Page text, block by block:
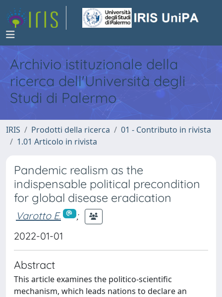
Archivio istituzionale della
ricerca dell'Università degli
Studi di Palermo
IRIS Prodotti della ricerca
01 - Contributo in rivista
1.01 Articolo in rivista
Pandemic realism as the
indispensable political precondition
for global disease eradication
Varotto E.
;
2022-01-01
Abstract
This article examines the politico-scientific
mechanism, which leads nations to declare an